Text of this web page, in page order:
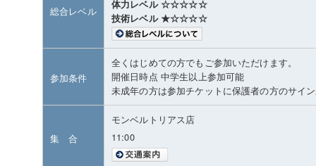
総合レベル
体力レベル ☆☆☆☆☆
技術レベル ★☆☆☆☆
参加条件
全くはじめての方でもご参加いただけます。
開催日時点 中学生以上参加可能
未成年の方は参加チケットに保護者の方のサイ
集 合
モンベルトリアス店
11:00